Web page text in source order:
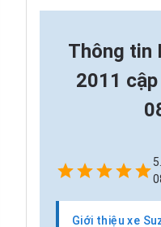
Thông tin
2011
Giới thiệu xe